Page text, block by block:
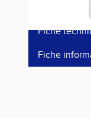
Fiche
Fiche